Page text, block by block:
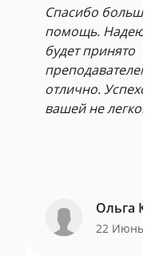
Спасибо
помощь.
будет принято
преподавателем
отлично.
вашей не легкой
Ольга
22 Июнь